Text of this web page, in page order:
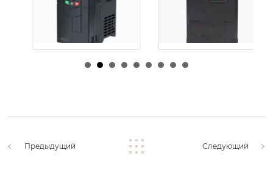
由admin |30 1 月,
由admin |29 1 月,
Предыдущий Следующий